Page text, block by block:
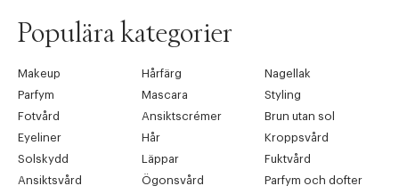
Populära kategorier
Makeup Hårfärg
Nagellak
Parfym
Mascara
Styling
Fotvård
Ansiktscrémer
Brun utan sol
Eyeliner
Hår
Kroppsvård
Solskydd
Läppar
Fuktvård
Ansiktsvård
Ögonsvård
Parfym och dofter